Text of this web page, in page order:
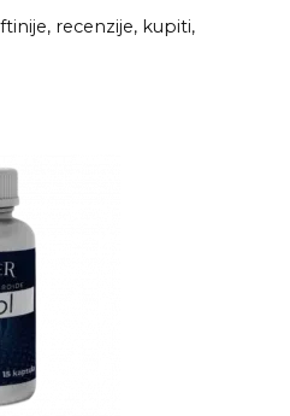
recenzije, kupiti,